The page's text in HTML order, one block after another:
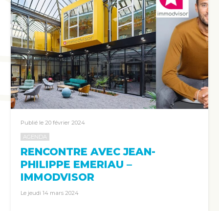
Publié le 20 février 2024
AGENDA
RENCONTRE AVEC JEAN-
PHILIPPE EMERIAU –
IMMODVISOR
Le jeudi 14 mars 2024